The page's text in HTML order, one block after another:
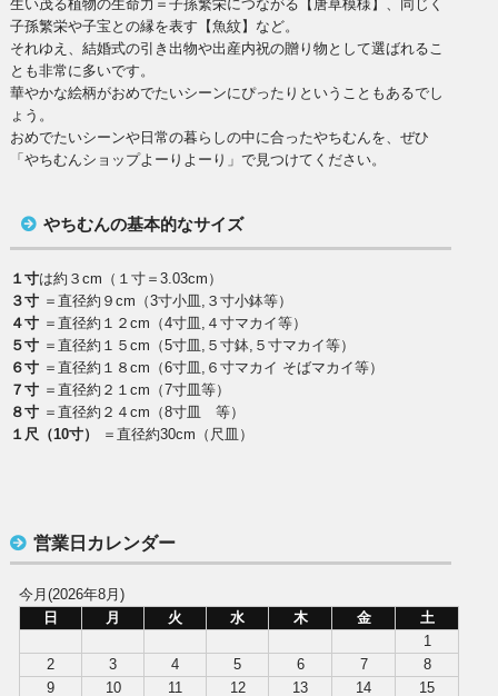
生い茂る植物の生命力＝子孫繁栄につながる【唐草模様】、同じく
子孫繁栄や子宝との縁を表す【魚紋】など。
それゆえ、結婚式の引き出物や出産内祝の贈り物として選ばれるこ
とも非常に多いです。
華やかな絵柄がおめでたいシーンにぴったりということもあるでし
ょう。
おめでたいシーンや日常の暮らしの中に合ったやちむんを、ぜひ
「やちむんショップよーりよーり」で見つけてください。
やちむんの基本的なサイズ
１寸は約３cm（１寸＝3.03cm）
３寸 ＝直径約９cm（3寸小皿,３寸小鉢等）
４寸 ＝直径約１２cm（4寸皿,４寸マカイ等）
５寸 ＝直径約１５cm（5寸皿,５寸鉢,５寸マカイ等）
６寸 ＝直径約１８cm（6寸皿,６寸マカイ そばマカイ等）
７寸 ＝直径約２１cm（7寸皿等）
８寸 ＝直径約２４cm（8寸皿 等）
１尺（10寸）
＝直径約30cm（尺皿）
営業日カレンダー
今月(2026年8月)
日
月 火 水 木 金
土
1
2
3 4 5 6 7
8
9
10 11 12 13 14
15